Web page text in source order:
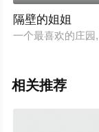
隔壁的姐姐
一个最喜欢的庄园
相关推荐